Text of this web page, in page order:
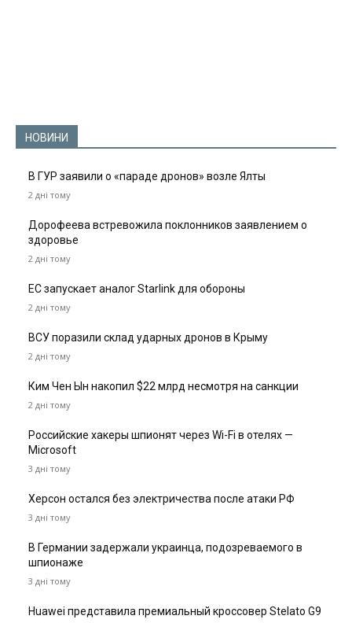
НОВИНИ
В ГУР заявили о «параде дронов» возле Ялты
2 дні тому
Дорофеева встревожила поклонников заявлением о
здоровье
2 дні тому
ЕС запускает аналог Starlink для обороны
2 дні тому
ВСУ поразили склад ударных дронов в Крыму
2 дні тому
Ким Чен Ын накопил $22 млрд несмотря на санкции
2 дні тому
Российские хакеры шпионят через Wi-Fi в отелях —
Microsoft
3 дні тому
Херсон остался без электричества после атаки РФ
3 дні тому
В Германии задержали украинца, подозреваемого в
шпионаже
3 дні тому
Huawei представила премиальный кроссовер Stelato G9